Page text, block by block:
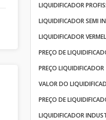
LIQUIDIFICADOR
LIQUIDIFICADOR SEMI
LIQUIDIFICADOR
PREÇO DE
PREÇO LIQUIDIFICADOR
VALOR DO
PREÇO DE
LIQUIDIFICADOR